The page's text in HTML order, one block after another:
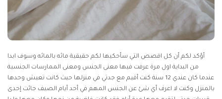
أؤكد لكم أن كل اقصص التي سأحكيها لكم حقيقية مائه بالمائه وسوف ابدا
من البداية اول مرة عرفت فيها معنى الجنس ومعنى الممارسات الجنسية
عندما كان عندي 12 سنة كنت أقيم مع جدتي في منزلها حيث كانت تعيش وحدها
بالمنزل وكنت لا اعرف أي شئ عن الجنس المهم في أحد أيام الصيف جائت إحدى